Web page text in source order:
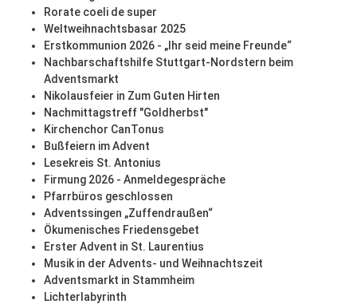
Rorate coeli de super
Weltweihnachtsbasar 2025
Erstkommunion 2026 - „Ihr seid meine Freunde“
Nachbarschaftshilfe Stuttgart-Nordstern beim
Adventsmarkt
Nikolausfeier in Zum Guten Hirten
Nachmittagstreff "Goldherbst"
Kirchenchor CanTonus
Bußfeiern im Advent
Lesekreis St. Antonius
Firmung 2026 - Anmeldegespräche
Pfarrbüros geschlossen
Adventssingen „Zuffendraußen“
Ökumenisches Friedensgebet
Erster Advent in St. Laurentius
Musik in der Advents- und Weihnachtszeit
Adventsmarkt in Stammheim
Lichterlabyrinth